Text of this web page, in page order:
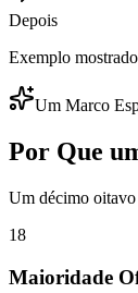
Depois
Exemplo
Um Marco
Por Que
Um décimo oitavo
18
Maioridade